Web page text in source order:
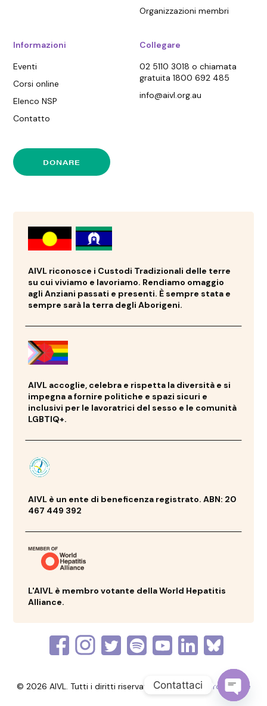
Organizzazioni membri
Informazioni
Eventi
Corsi online
Elenco NSP
Contatto
Collegare
02 5110 3018 o chiamata
gratuita 1800 692 485
info@aivl.org.au
DONARE
AIVL riconosce i Custodi Tradizionali delle terre
su cui viviamo e lavoriamo. Rendiamo omaggio
agli Anziani passati e presenti. È sempre stata e
sempre sarà la terra degli Aborigeni.
AIVL accoglie, celebra e rispetta la diversità e si
impegna a fornire politiche e spazi sicuri e
inclusivi per le lavoratrici del sesso e le comunità
LGBTIQ+.
AIVL è un ente di beneficenza registrato. ABN: 20
467 449 392
L'AIVL è membro votante della World Hepatitis
Alliance.
© 2026 AIVL. Tutti i diritti riservati. Realizzato da Prosperare
Contattaci